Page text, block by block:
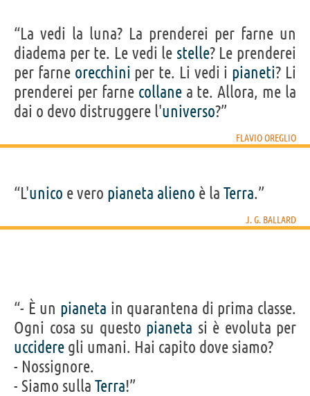
“La vedi la luna? La prenderei per farne un
diadema per te. Le vedi le stelle? Le prenderei
per farne orecchini per te. Li vedi i pianeti? Li
prenderei per farne collanea te. Allora, me la
dai o devo distruggere l'universo?”
FLAVIO OREGLIO
“L'unico e vero pianeta alieno è la Terra.”
J. G. BALLARD
“- È un pianeta in quarantena di prima classe.
Ogni cosa su questo pianeta si è evoluta per
uccidere gli umani. Hai capito dove siamo?
- Nossignore.
- Siamo sulla Terra!”